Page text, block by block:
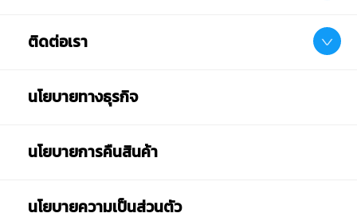
ติดต่อเรา
นโยบายทางธุรกิจ
นโยบายการคืนสินค้า
นโยบายความเป็นส่วนตัว